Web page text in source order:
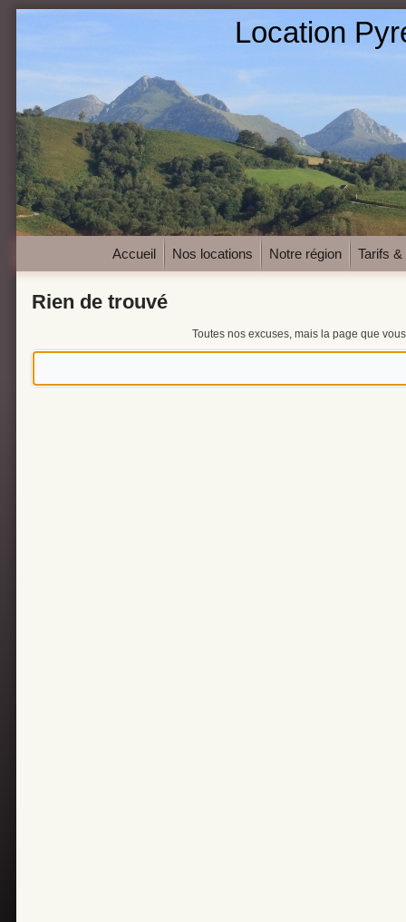
Location
Accueil Nos locations Notre région Tarifs
Rien de trouvé
Toutes nos excuses, mais la page que